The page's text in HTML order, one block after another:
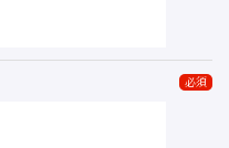
必須